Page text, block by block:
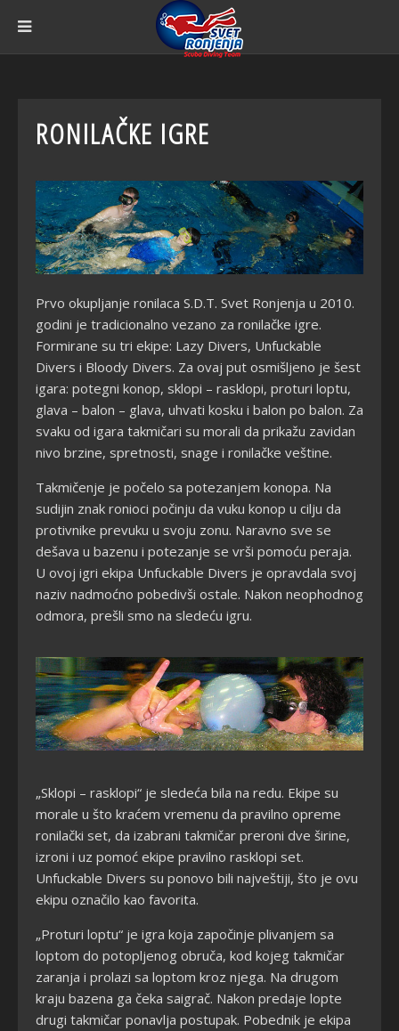
RONILAČKE IGRE
Prvo okupljanje ronilaca S.D.T. Svet Ronjenja u 2010.
godini je tradicionalno vezano za ronilačke igre.
Formirane su tri ekipe: Lazy Divers, Unfuckable
Divers i Bloody Divers. Za ovaj put osmišljeno je šest
igara: potegni konop, sklopi – rasklopi, proturi loptu,
glava – balon – glava, uhvati kosku i balon po balon. Za
svaku od igara takmičari su morali da prikažu zavidan
nivo brzine, spretnosti, snage i ronilačke veštine.
Takmičenje je počelo sa potezanjem konopa. Na
sudijin znak ronioci počinju da vuku konop u cilju da
protivnike prevuku u svoju zonu. Naravno sve se
dešava u bazenu i potezanje se vrši pomoću peraja.
U ovoj igri ekipa Unfuckable Divers je opravdala svoj
naziv nadmoćno pobedivši ostale. Nakon neophodnog
odmora, prešli smo na sledeću igru.
„Sklopi – rasklopi“ je sledeća bila na redu. Ekipe su
morale u što kraćem vremenu da pravilno opreme
ronilački set, da izabrani takmičar preroni dve širine,
izroni i uz pomoć ekipe pravilno rasklopi set.
Unfuckable Divers su ponovo bili najveštiji, što je ovu
ekipu označilo kao favorita.
„Proturi loptu“ je igra koja započinje plivanjem sa
loptom do potopljenog obruča, kod kojeg takmičar
zaranja i prolazi sa loptom kroz njega. Na drugom
kraju bazena ga čeka saigrač. Nakon predaje lopte
drugi takmičar ponavlja postupak. Pobednik je ekipa